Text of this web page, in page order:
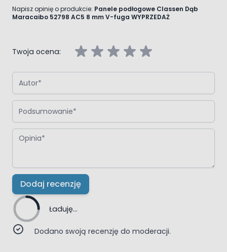
Napisz opinię o produkcie: Panele podłogowe Classen Dąb
Maracaibo 52798 AC5 8 mm V-fuga WYPRZEDAŻ
Twoja ocena:
Autor
Podsumowanie
Opinia
Dodaj recenzję
Ładuję...
Dodano swoją recenzję do moderacji.